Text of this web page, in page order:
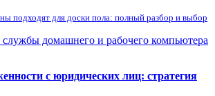
подходят для доски пола: полный разбор и выбор
службы домашнего и рабочего компьютера
с юридических лиц: стратегия